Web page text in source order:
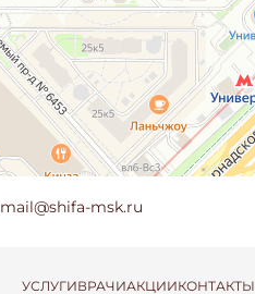
mail@shifa-msk.ru
УСЛУГИВРАЧИАКЦИИКОНТАКТЫ